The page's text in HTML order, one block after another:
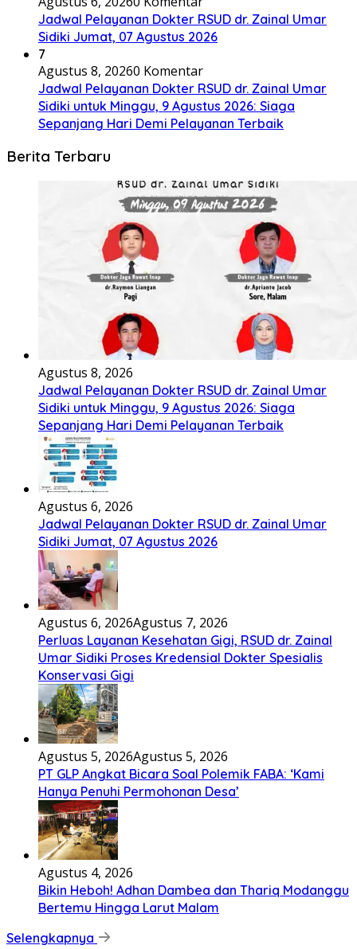
Jadwal Pelayanan Dokter RSUD dr. Zainal Umar
Sidiki Jumat, 07 Agustus 2026
7
Agustus 8, 20260 Komentar
Jadwal Pelayanan Dokter RSUD dr. Zainal Umar
Sidiki untuk Minggu, 9 Agustus 2026: Siaga
Sepanjang Hari Demi Pelayanan Terbaik
Berita Terbaru
Agustus 8, 2026
Jadwal Pelayanan Dokter RSUD dr. Zainal Umar
Sidiki untuk Minggu, 9 Agustus 2026: Siaga
Sepanjang Hari Demi Pelayanan Terbaik
Agustus 6, 2026
Jadwal Pelayanan Dokter RSUD dr. Zainal Umar
Sidiki Jumat, 07 Agustus 2026
Agustus 6, 2026Agustus 7, 2026
Perluas Layanan Kesehatan Gigi, RSUD dr. Zainal
Umar Sidiki Proses Kredensial Dokter Spesialis
Konservasi Gigi
Agustus 5, 2026Agustus 5, 2026
PT GLP Angkat Bicara Soal Polemik FABA: ‘Kami
Hanya Penuhi Permohonan Desa’
Agustus 4, 2026
Bikin Heboh! Adhan Dambea dan Thariq Modanggu
Bertemu Hingga Larut Malam
Selengkapnya